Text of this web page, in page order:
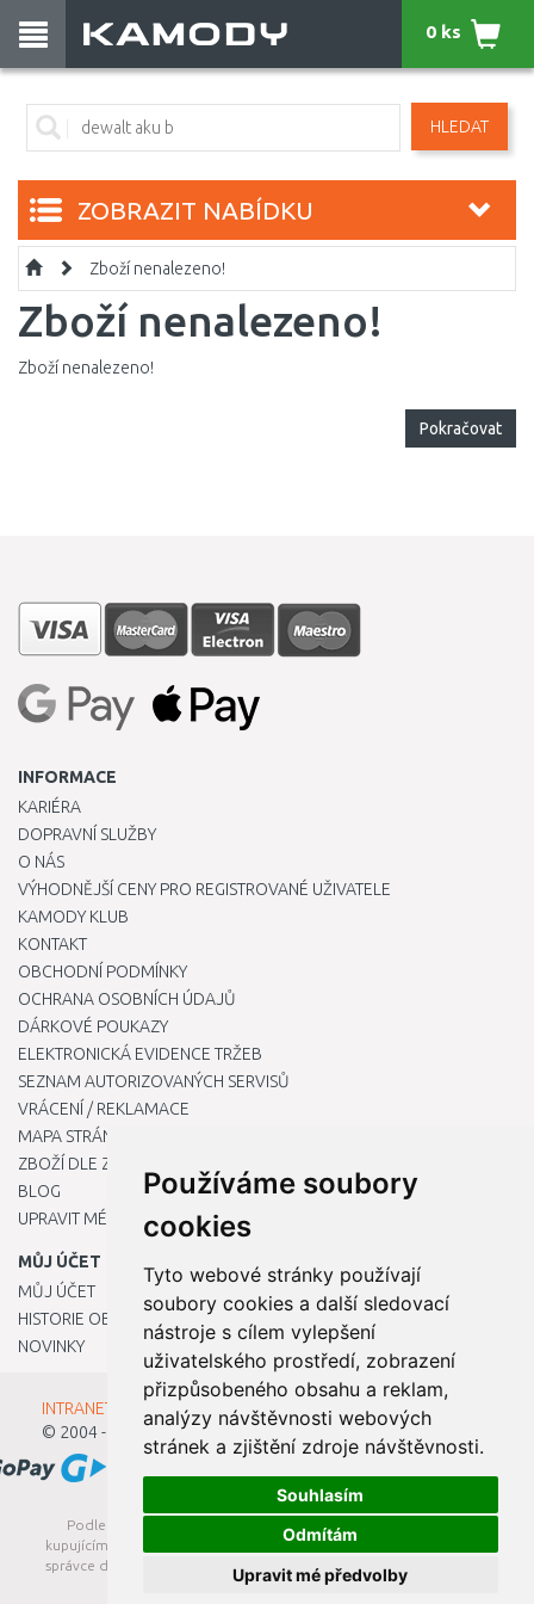
Používáme soubory
cookies
Tyto webové stránky používají
soubory cookies a další sledovací
nástroje s cílem vylepšení
uživatelského prostředí, zobrazení
přizpůsobeného obsahu a reklam,
analýzy návštěvnosti webových
stránek a zjištění zdroje návštěvnosti.
Souhlasím
Odmítám
Upravit mé předvolby
HLEDAT
0 ks
ZOBRAZIT NABÍDKU
Zboží nenalezeno!
Zboží nenalezeno!
Zboží nenalezeno!
Pokračovat
INFORMACE
KARIÉRA
DOPRAVNÍ SLUŽBY
O NÁS
VÝHODNĚJŠÍ CENY PRO REGISTROVANÉ UŽIVATELE
KAMODY KLUB
KONTAKT
OBCHODNÍ PODMÍNKY
OCHRANA OSOBNÍCH ÚDAJŮ
DÁRKOVÉ POUKAZY
ELEKTRONICKÁ EVIDENCE TRŽEB
SEZNAM AUTORIZOVANÝCH SERVISŮ
VRÁCENÍ / REKLAMACE
MAPA STRÁNKY
ZBOŽÍ DLE ZNAČEK
BLOG
UPRAVIT MÉ PŘEDVOLBY COOKIES
MŮJ ÚČET
MŮJ ÚČET
HISTORIE OBJEDNÁVEK
NOVINKY
INTRANET - Přihlášení pro zaměstnance
© 2004 - 2026
Kamody s.r.o.
Podle zákona o evidenci tržeb je prodávající povinen vystavit
kupujícímu účtenku. Zároveň je povinen zaevidovat přijatou tržbu u
správce daně online; v případě technického výpadku pak nejpozději
do 48 hodin.